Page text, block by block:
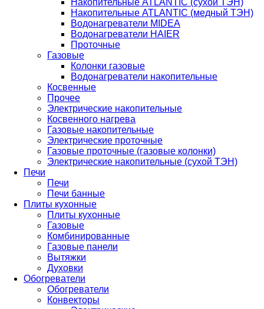
Накопительные ATLANTIC (сухой ТЭН)
Накопительные ATLANTIC (медный ТЭН)
Водонагреватели MIDEA
Водонагреватели HAIER
Проточные
Газовые
Колонки газовые
Водонагреватели накопительные
Косвенные
Прочее
Электрические накопительные
Косвенного нагрева
Газовые накопительные
Электрические проточные
Газовые проточные (газовые колонки)
Электрические накопительные (сухой ТЭН)
Печи
Печи
Печи банные
Плиты кухонные
Плиты кухонные
Газовые
Комбинированные
Газовые панели
Вытяжки
Духовки
Обогреватели
Обогреватели
Конвекторы